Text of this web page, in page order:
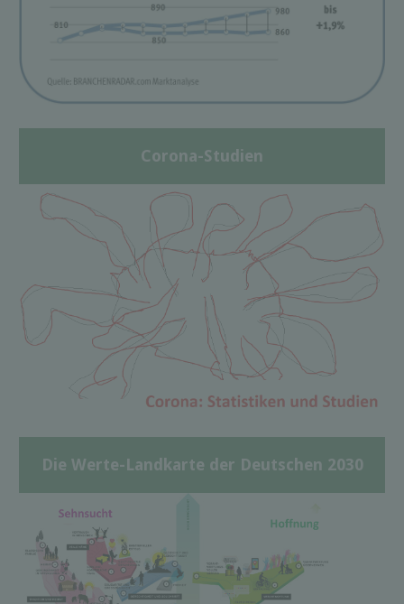
Corona-Studien
Die Werte-Landkarte der Deutschen 2030